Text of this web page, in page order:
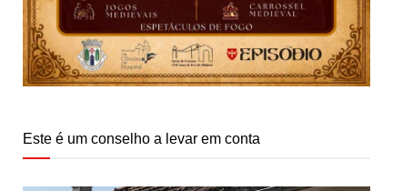
Este é um conselho a levar em conta